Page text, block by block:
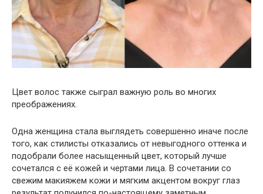
Цвет волос также сыграл важную роль во многих
преображениях.
Одна женщина стала выглядеть совершенно иначе после
того, как стилисты отказались от невыгодного оттенка и
подобрали более насыщенный цвет, который лучше
сочетался с её кожей и чертами лица. В сочетании со
свежим макияжем кожи и мягким акцентом вокруг глаз